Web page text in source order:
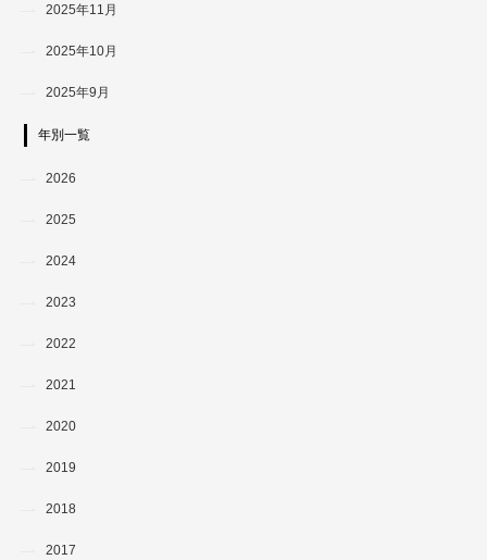
2025年11月
2025年10月
2025年9月
年別一覧
2026
2025
2024
2023
2022
2021
2020
2019
2018
2017